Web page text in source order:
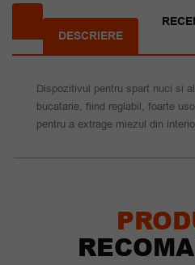
DESCRIERE
Dispozitivul pentru spart nuci si
bucatarie, fiind reglabil, foarte
pentru a extrage miezul din